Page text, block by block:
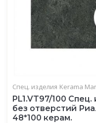
Спец. изделия Kerama
PL1.VT97/100
без отверстий
48*100 керам.